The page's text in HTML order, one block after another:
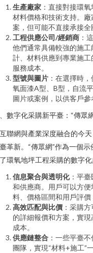
生產廠家 ：直接對接環
材料價格和技術支持。
案，但可能不直接承接全
工程供應公司/經銷商 ：
他們通常具備較強的施
計、材料供應到專業施
服務成本。
型號與圖片 ：在選擇時
氧面漆A型、B型，自流
圖片或案例，以供客戶參
數字化采購新平臺：“傳眾
聯網與產業深度融合的今
革新。“傳眾網”作為一個
環氧地坪工程采購的數字化
信息聚合與透明化：平臺
和供應商。用戶可以方
料、價格區間和用戶評價
高效匹配與比價 ：采購
的詳細報價和方案，實
成本。
供應鏈整合 ：一些平臺
團隊，實現“材料+施工”